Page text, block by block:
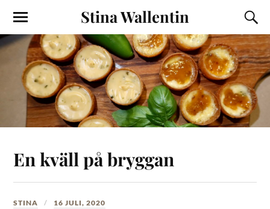
Stina Wallentin
En kväll på bryggan
STINA 16 JULI, 2020